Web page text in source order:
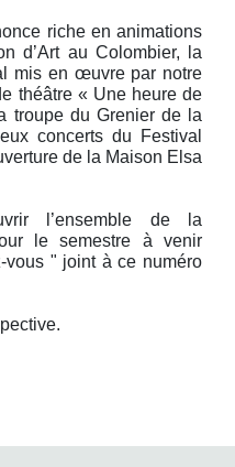
riche en animations
d’Art au Colombier, la
mis en œuvre par notre
théâtre « Une heure de
troupe du Grenier de la
concerts du Festival
de la Maison Elsa
l’ensemble de la
le semestre à venir
" joint à ce numéro